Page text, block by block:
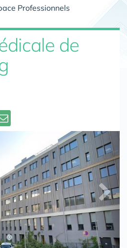
Professionnels
de